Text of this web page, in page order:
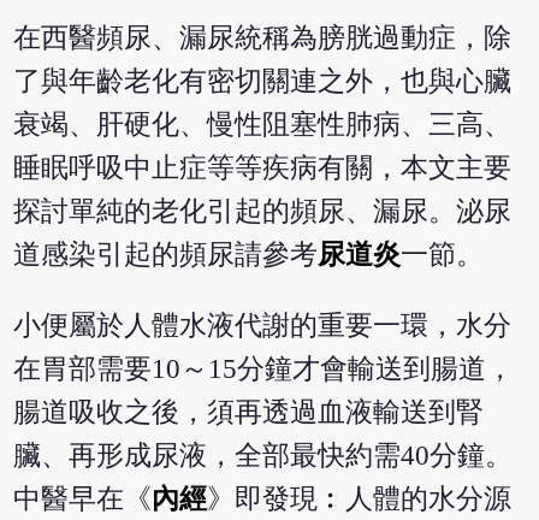
在西醫頻尿、漏尿統稱為膀胱過動症，除
了與年齡老化有密切關連之外，也與心臟
衰竭、肝硬化、慢性阻塞性肺病、三高、
睡眠呼吸中止症等等疾病有關，本文主要
探討單純的老化引起的頻尿、漏尿。泌尿
道感染引起的頻尿請參考尿道炎一節。
小便屬於人體水液代謝的重要一環，水分
在胃部需要10～15分鐘才會輸送到腸道，
腸道吸收之後，須再透過血液輸送到腎
臟、再形成尿液，全部最快約需40分鐘。
中醫早在《內經》即發現︰人體的水分源